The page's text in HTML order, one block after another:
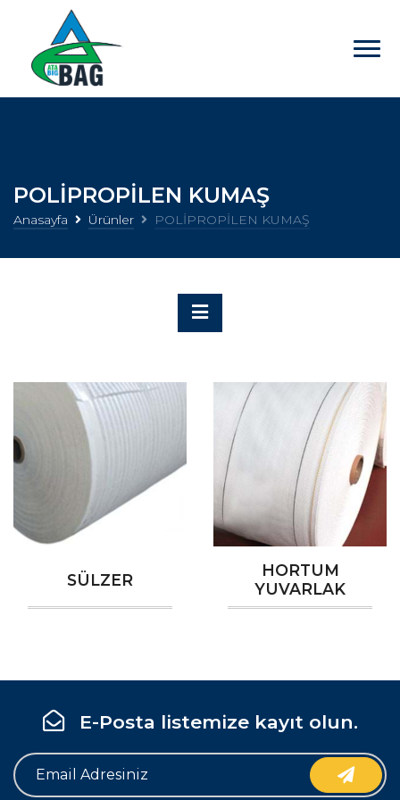
POLİPROPİLEN KUMAŞ
Anasayfa Ürünler POLİPROPİLEN KUMAŞ
SÜLZER
HORTUM
YUVARLAK
E-Posta listemize kayıt olun.